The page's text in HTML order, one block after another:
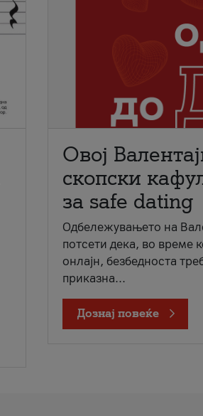
Овој
скопски
за safe dating
Одбележувањето на
потсети дека, во време
онлајн, безбедноста
приказна...
Дознај повеќе